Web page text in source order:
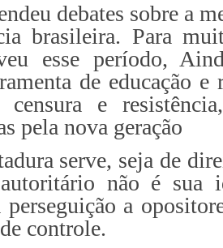
debates sobre a
brasileira. Para
esse período,
de educação
censura e
pela nova geração
serve, seja de
não é sua
perseguição a
controle.